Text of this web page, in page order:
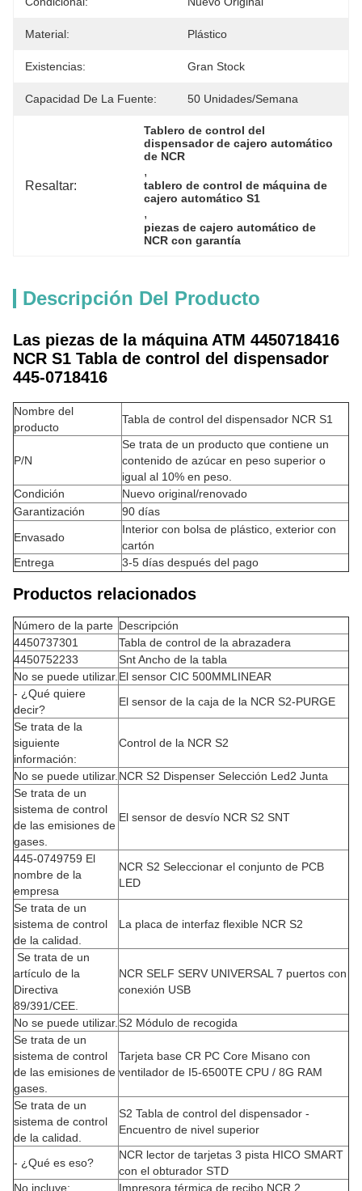
Material: Plástico
Existencias: Gran Stock
Capacidad De La Fuente: 50 Unidades/semana
Resaltar:
Tablero de control del
dispensador de cajero automático
de NCR
,
tablero de control de máquina de
cajero automático S1
,
piezas de cajero automático de
NCR con garantía
Descripción Del Producto
Las piezas de la máquina ATM 4450718416
NCR S1 Tabla de control del dispensador
445-0718416
Nombre del
producto
Tabla de control del dispensador NCR S1
P/N
Se trata de un producto que contiene un
contenido de azúcar en peso superior o
igual al 10% en peso.
Condición
Nuevo original/renovado
Garantización
90 días
Envasado
Interior con bolsa de plástico, exterior con
cartón
Entrega
3-5 días después del pago
Productos relacionados
Número de la parte Descripción
4450737301
Tabla de control de la abrazadera
4450752233
Snt Ancho de la tabla
No se puede utilizar. El sensor CIC 500MMLINEAR
- ¿Qué quiere
decir?
El sensor de la caja de la NCR S2-PURGE
Se trata de la
siguiente
información:
Control de la NCR S2
No se puede utilizar. NCR S2 Dispenser Selección Led2 Junta
Se trata de un
sistema de control
de las emisiones de
gases.
El sensor de desvío NCR S2 SNT
445-0749759 El
nombre de la
empresa
NCR S2 Seleccionar el conjunto de PCB
LED
Se trata de un
sistema de control
de la calidad.
La placa de interfaz flexible NCR S2
Se trata de un
artículo de la
Directiva
89/391/CEE.
NCR SELF SERV UNIVERSAL 7 puertos con
conexión USB
No se puede utilizar. S2 Módulo de recogida
Se trata de un
sistema de control
de las emisiones de
gases.
Tarjeta base CR PC Core Misano con
ventilador de I5-6500TE CPU / 8G RAM
Se trata de un
sistema de control
de la calidad.
S2 Tabla de control del dispensador -
Encuentro de nivel superior
- ¿Qué es eso?
NCR lector de tarjetas 3 pista HICO SMART
con el obturador STD
No incluye:
Impresora térmica de recibo NCR 2